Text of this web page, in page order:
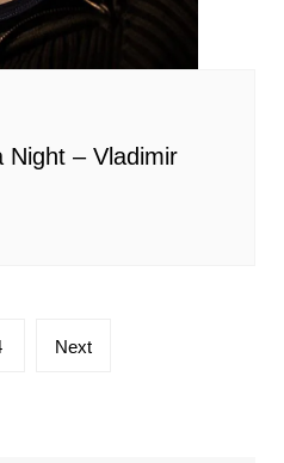
Night – Vladimir
Next